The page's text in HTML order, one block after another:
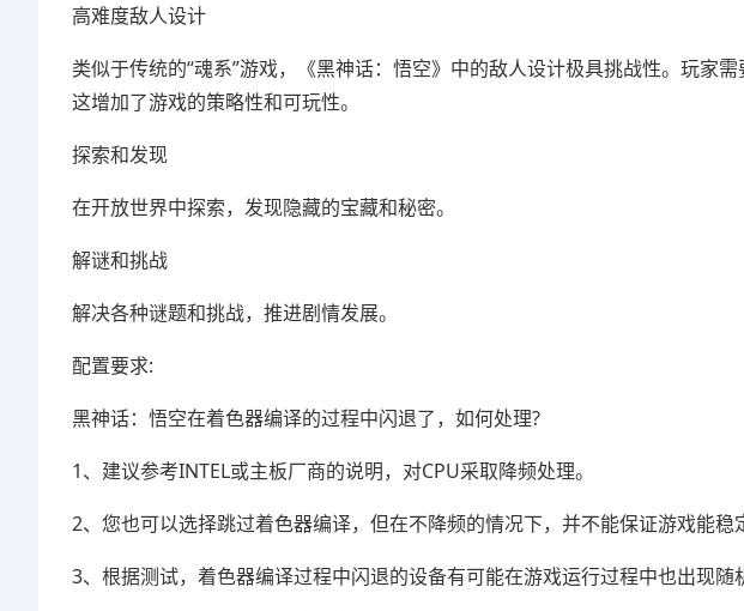
高难度敌人设计
类似于传统的“魂系”游戏，《黑神话：悟空》中的敌人设计极具挑战性。玩家
这增加了游戏的策略性和可玩性。
探索和发现
在开放世界中探索，发现隐藏的宝藏和秘密。
解谜和挑战
解决各种谜题和挑战，推进剧情发展。
配置要求:
黑神话：悟空在着色器编译的过程中闪退了，如何处理?
1、建议参考INTEL或主板厂商的说明，对CPU采取降频处理。
2、您也可以选择跳过着色器编译，但在不降频的情况下，并不能保证游戏能稳
3、根据测试，着色器编译过程中闪退的设备有可能在游戏运行过程中也出现随